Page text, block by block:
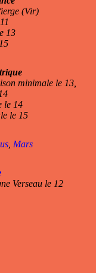
(Vir)
13
minimale le 13,
le 14
le 15
Mars
Verseau le 12